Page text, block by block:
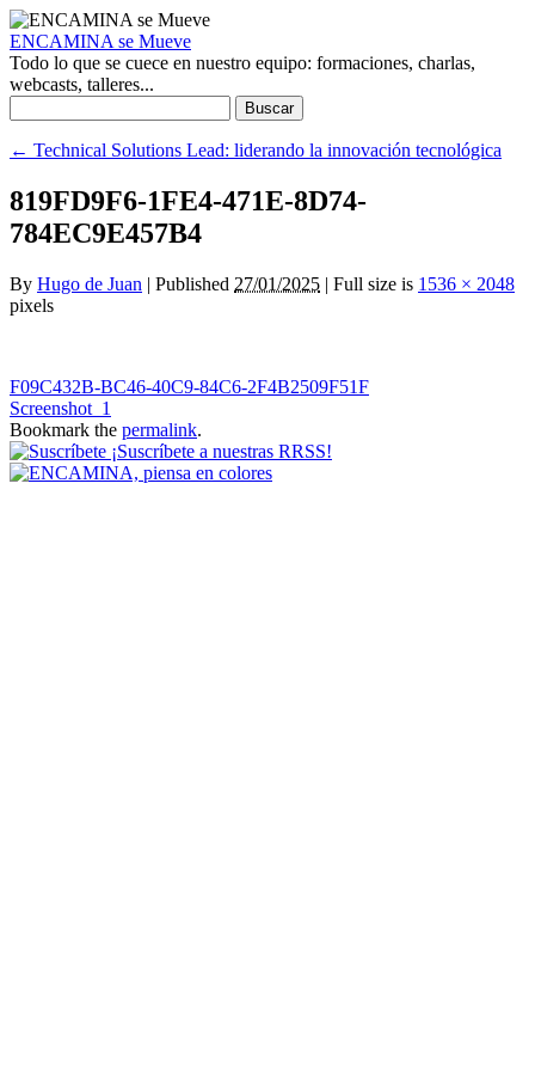
ENCAMINA se Mueve
Todo lo que se cuece en nuestro equipo: formaciones, charlas,
webcasts, talleres...
← Technical Solutions Lead: liderando la innovación tecnológica
819FD9F6-1FE4-471E-8D74-
784EC9E457B4
By Hugo de Juan | Published 27/01/2025 | Full size is 1536 × 2048
pixels
F09C432B-BC46-40C9-84C6-2F4B2509F51F
Screenshot_1
Bookmark the permalink.
¡Suscríbete a nuestras RRSS!